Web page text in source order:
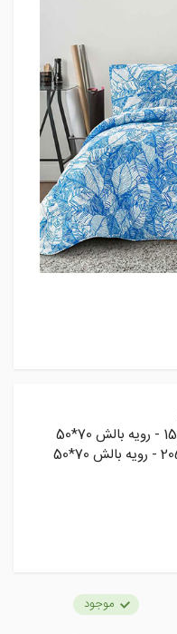
ابعاد دونفره: لحاف پنبه دوزی 220*205 - رويه بالش 70*50
موجود